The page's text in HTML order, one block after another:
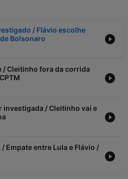
/ Flávio escolhe
Bolsonaro
/ Cleitinho fora da corrida
investigada / Cleitinho vai e
Empate entre Lula e Flávio /